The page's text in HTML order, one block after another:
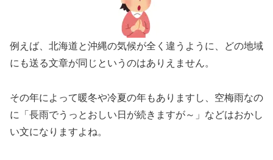
例えば、北海道と沖縄の気候が全く違うように、どの地域
にも送る文章が同じというのはありえません。
その年によって暖冬や冷夏の年もありますし、空梅雨なの
に「長雨でうっとおしい日が続きますが～」などはおかし
い文になりますよね。